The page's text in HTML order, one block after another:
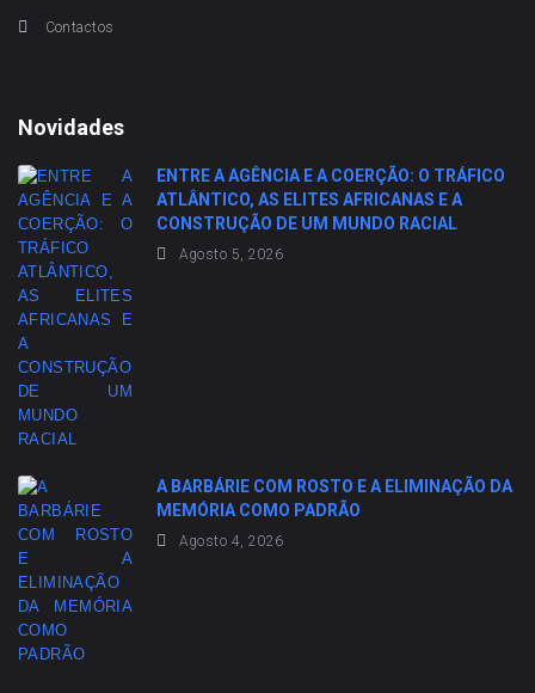
Contactos
Novidades
ENTRE A AGÊNCIA E A COERÇÃO: O TRÁFICO
ATLÂNTICO, AS ELITES AFRICANAS E A
CONSTRUÇÃO DE UM MUNDO RACIAL
Agosto 5, 2026
A BARBÁRIE COM ROSTO E A ELIMINAÇÃO DA
MEMÓRIA COMO PADRÃO
Agosto 4, 2026